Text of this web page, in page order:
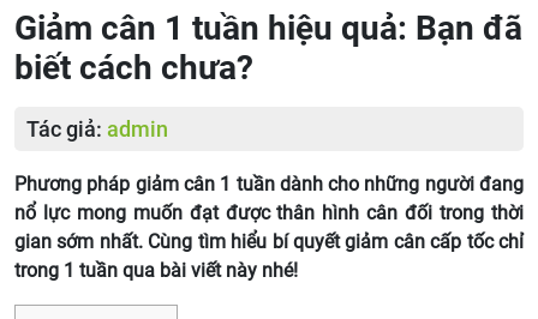
Giảm cân 1 tuần hiệu quả: Bạn đã
biết cách chưa?
Tác giả: admin
Phương pháp giảm cân 1 tuần dành cho những người đang
nổ lực mong muốn đạt được thân hình cân đối trong thời
gian sớm nhất. Cùng tìm hiểu bí quyết giảm cân cấp tốc chỉ
trong 1 tuần qua bài viết này nhé!